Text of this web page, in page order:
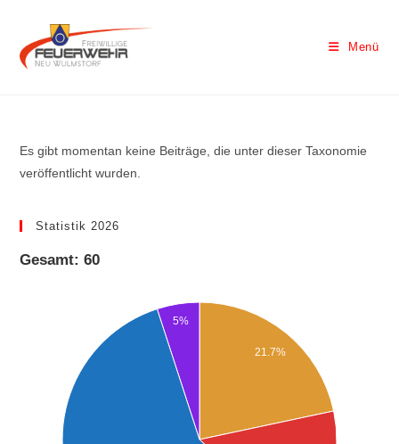
Menü
Es gibt momentan keine Beiträge, die unter dieser Taxonomie
veröffentlicht wurden.
Statistik 2026
Gesamt: 60
21.7%
5%